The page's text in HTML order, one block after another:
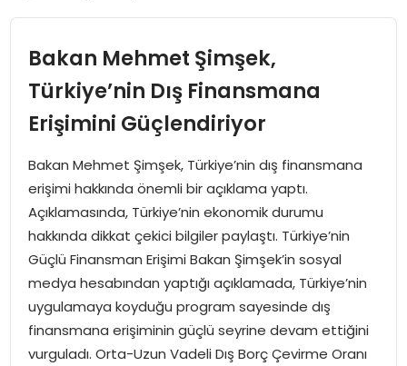
İDEAL SPOR
YAŞAM
MAGAZIN
SAĞLIK
SOSYAL HABER
Bakan Mehmet Şimşek,
Türkiye’nin Dış Finansmana
Erişimini Güçlendiriyor
Bakan Mehmet Şimşek, Türkiye’nin dış finansmana
erişimi hakkında önemli bir açıklama yaptı.
Açıklamasında, Türkiye’nin ekonomik durumu
hakkında dikkat çekici bilgiler paylaştı. Türkiye’nin
Güçlü Finansman Erişimi Bakan Şimşek’in sosyal
medya hesabından yaptığı açıklamada, Türkiye’nin
uygulamaya koyduğu program sayesinde dış
finansmana erişiminin güçlü seyrine devam ettiğini
vurguladı. Orta-Uzun Vadeli Dış Borç Çevirme Oranı